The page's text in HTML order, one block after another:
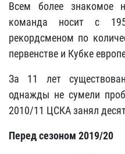
Всем более знакомое
команда носит с
рекордсменом по
первенстве и Кубке
За 11 лет
однажды не сумели
2010/11 ЦСКА занял
Перед сезоном 2019/20